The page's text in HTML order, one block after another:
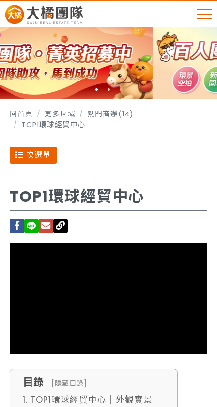
回首頁 更多區域
熱門商辦(14)
TOP1環球經貿中心
次選單
TOP1環球經貿中心
目錄 [隱藏目錄]
1. TOP1環球經貿中心｜外觀實景